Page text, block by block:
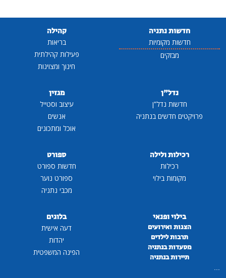
חדשות נתניה
חדשות מקומיות
מבזקים
קהילה
בריאות
פעילות קהילתית
חינוך ומצוינות
נדל"ן
חדשות נדל"ן
פרויקטים חדשים בנתניה
מגזין
עיצוב וסטייל
אנשים
אוכל ומתכונים
רכילות ולילה
רכילות
מקומות בילוי
ספורט
חדשות ספורט
ספורט נוער
מכבי נתניה
בילוי ופנאי
הצגות ואירועים
תרבות לילדים
מסעדות בנתניה
תיירות בנתניה
...
בלוגים
דעה אישית
יהדות
הפינה המשפטית